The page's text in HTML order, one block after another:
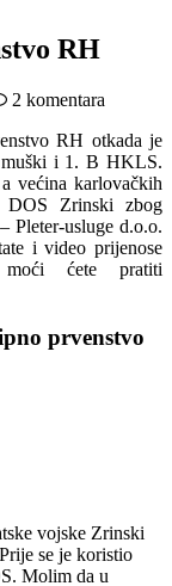
RH
2 komentara
RH otkada je
muški i 1. B HKLS.
većina karlovačkih
DOS Zrinski zbog
Pleter-usluge d.o.o.
i video prijenose
ćete pratiti
prvenstvo
vojske Zrinski
se je koristio
Molim da u